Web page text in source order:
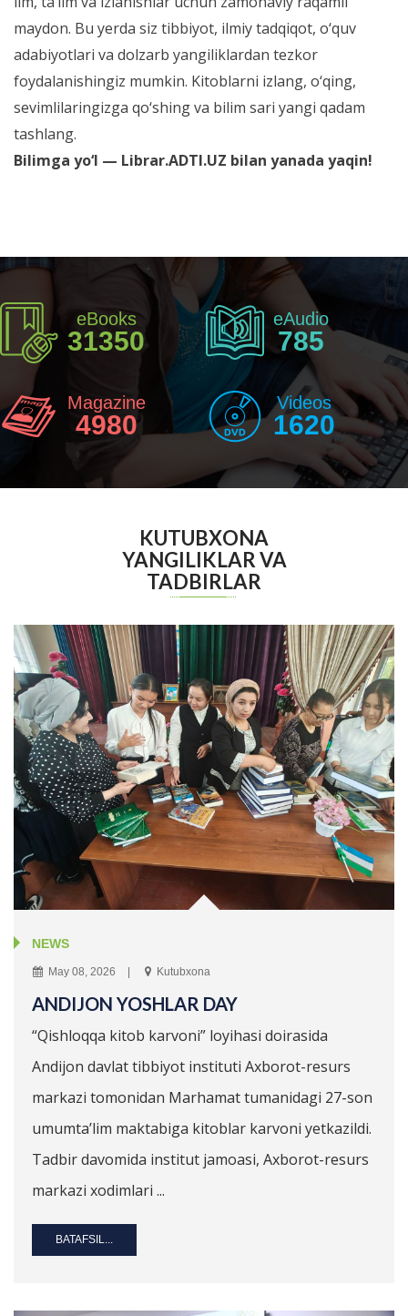
maydon. Bu yerda siz tibbiyot, ilmiy tadqiqot, o‘quv
adabiyotlari va dolzarb yangiliklardan tezkor
foydalanishingiz mumkin. Kitoblarni izlang, o‘qing,
sevimlilaringizga qo‘shing va bilim sari yangi qadam
tashlang.
Bilimga yo‘l — Librar.ADTI.UZ bilan yanada yaqin!
eBooks
31350
eAudio
785
Magazine
4980
Videos
1620
KUTUBXONA
YANGILIKLAR VA
TADBIRLAR
NEWS
May 08, 2026 Kutubxona
ANDIJON YOSHLAR DAY
“Qishloqqa kitob karvoni” loyihasi doirasida
Andijon davlat tibbiyot instituti Axborot-resurs
markazi tomonidan Marhamat tumanidagi 27-son
umumta’lim maktabiga kitoblar karvoni yetkazildi.
Tadbir davomida institut jamoasi, Axborot-resurs
markazi xodimlari ...
BATAFSIL...